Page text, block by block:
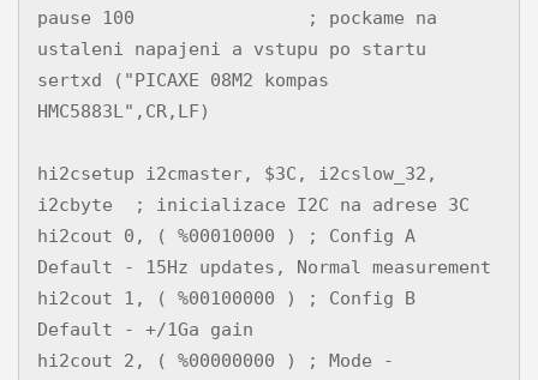
pause 100                ; pockame na
ustaleni napajeni a vstupu po startu
sertxd ("PICAXE 08M2 kompas
HMC5883L",CR,LF)
hi2csetup i2cmaster, $3C, i2cslow_32,
i2cbyte  ; inicializace I2C na adrese 3C
hi2cout 0, ( %00010000 ) ; Config A
Default - 15Hz updates, Normal measurement
hi2cout 1, ( %00100000 ) ; Config B
Default - +/1Ga gain
hi2cout 2, ( %00000000 ) ; Mode -